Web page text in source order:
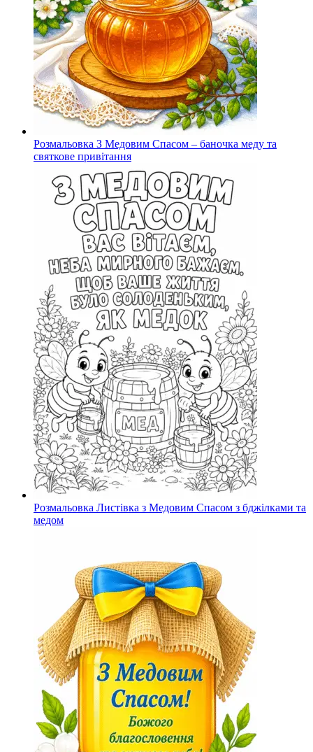
Розмальовка З Медовим Спасом – баночка меду та
святкове привітання
Розмальовка Листівка з Медовим Спасом з бджілками та
медом